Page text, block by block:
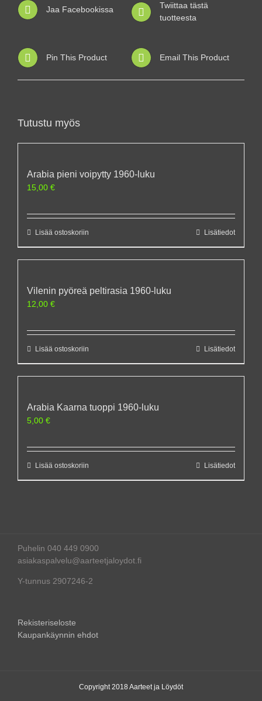
Jaa Facebookissa
Twiittaa tästä
tuotteesta
Pin This Product Email This Product
Tutustu myös
Arabia pieni voipytty 1960-luku
15,00 €
Lisää ostoskoriin Lisätiedot
Vilenin pyöreä peltirasia 1960-luku
12,00 €
Lisää ostoskoriin Lisätiedot
Arabia Kaarna tuoppi 1960-luku
5,00 €
Lisää ostoskoriin Lisätiedot
Puhelin 040 449 0900
asiakaspalvelu@aarteetjaloydot.fi
Y-tunnus 2907246-2
Rekisteriseloste
Kaupankäynnin ehdot
Copyright 2018 Aarteet ja Löydöt